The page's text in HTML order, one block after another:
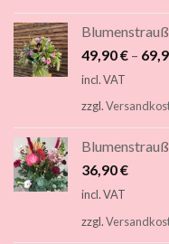
49,90€ –
incl. VAT
zzgl.
36,90€
incl. VAT
zzgl.